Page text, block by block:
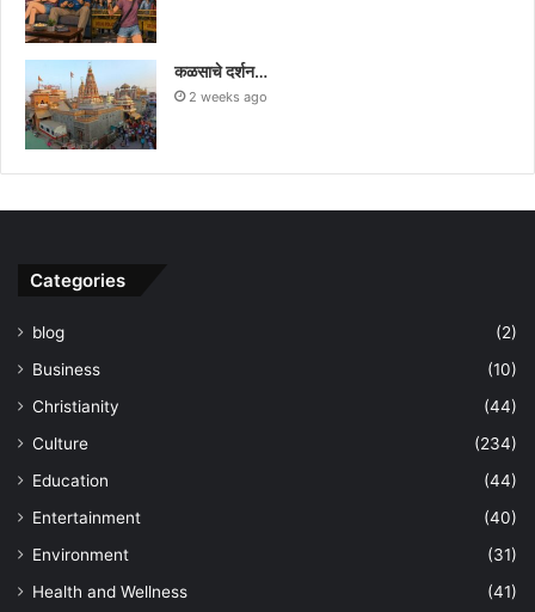
कळसाचे दर्शन…
2 weeks ago
Categories
blog
(2)
Business
(10)
Christianity
(44)
Culture
(234)
Education
(44)
Entertainment
(40)
Environment
(31)
Health and Wellness
(41)